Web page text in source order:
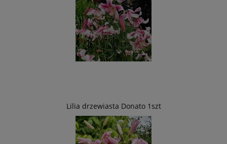
Lilia drzewiasta Donato 1szt